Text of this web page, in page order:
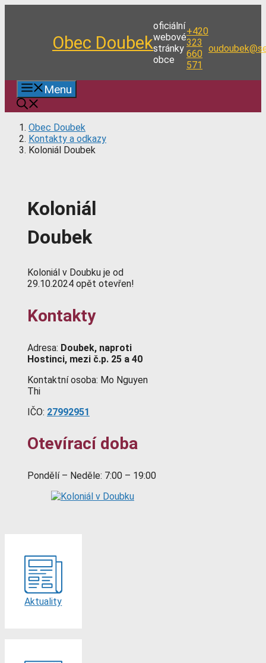
Obec Doubek
oficiální
webové
stránky
obce
+420
323
660
571
Menu
Obec Doubek
Kontakty a odkazy
Koloniál Doubek
Koloniál
Doubek
Koloniál v Doubku je od
29.10.2024 opět otevřen!
Kontakty
Adresa: Doubek, naproti
Hostinci, mezi č.p. 25 a 40
Kontaktní osoba: Mo Nguyen
Thi
IČO: 27992951
Otevírací doba
Pondělí – Neděle: 7:00 – 19:00
Aktuality